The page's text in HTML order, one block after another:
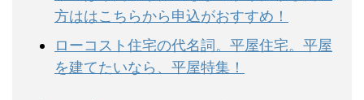
方ははこちらから申込がおすすめ！
ローコスト住宅の代名詞。平屋住宅。平屋
を建てたいなら、平屋特集！